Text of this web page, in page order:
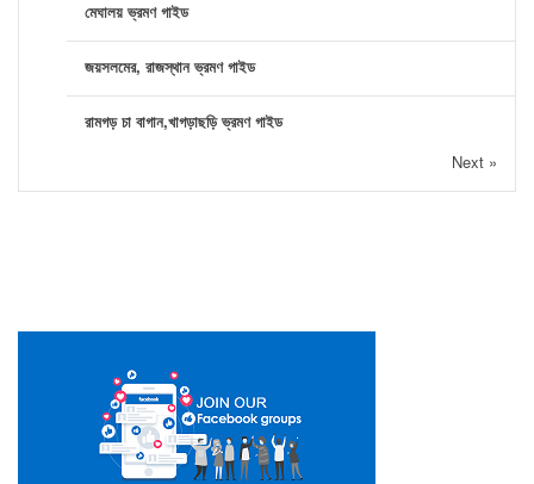
মেঘালয় ভ্রমণ গাইড
জয়সলমের, রাজস্থান ভ্রমণ গাইড
রামগড় চা বাগান,খাগড়াছড়ি ভ্রমণ গাইড
Next »